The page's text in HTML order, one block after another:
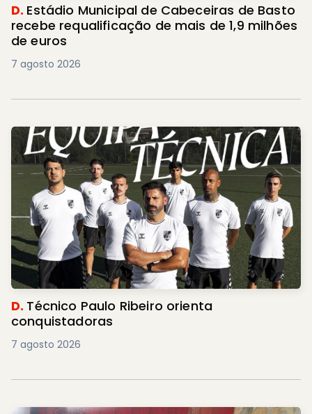
D. Estádio Municipal de Cabeceiras de Basto
recebe requalificação de mais de 1,9 milhões
de euros
7 agosto 2026
D. Técnico Paulo Ribeiro orienta
conquistadoras
7 agosto 2026